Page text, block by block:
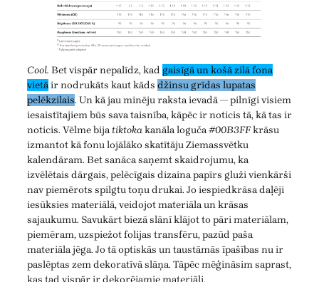
Cool. Bet vispār nepalīdz, kad gaisīgā un košā zilā fona
vietāir nodrukāts kaut kāds džinsu grīdas lupatas
pelēkzilais. Un kā jau minēju raksta ievadā — pilnīgi visiem
iesaistītajiem būs sava taisnība, kāpēc ir noticis tā, kā tas ir
noticis. Vēlme bijatiktokakanāla loguča#00B3FFkrāsu
izmantot kā fonu lojālāko skatītāju Ziemassvētku
kalendāram. Bet sanāca saņemt skaidrojumu, ka
izvēlētais dārgais, pelēcīgais dizaina papīrs gluži vienkārši
nav piemērots spilgtu toņu drukai. Jo iespiedkrāsa daļēji
iesūksies materiālā, veidojot materiāla un krāsas
sajaukumu. Savukārt biezā slānī klājot to pāri materiālam,
piemēram, uzspiežot folijas transfēru, pazūd paša
materiāla jēga. Jo tā optiskās un taustāmās īpašības nu ir
paslēptas zem dekoratīvā slāņa. Tāpēc mēģināsim saprast,